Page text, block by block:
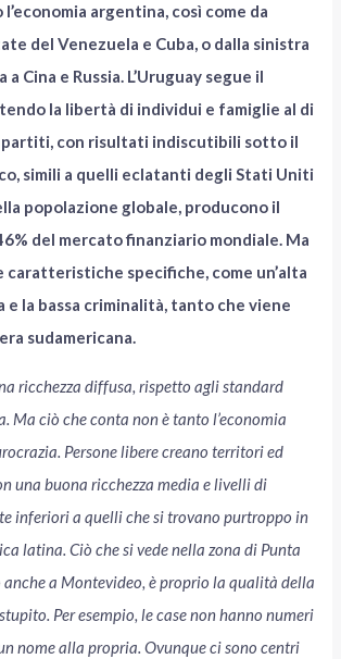
argentina, così come da
del Venezuela e Cuba, o dalla sinistra
Cina e Russia. L’Uruguay segue il
la libertà di individui e famiglie al di
partiti, con risultati indiscutibili sotto il
simili a quelli eclatanti degli Stati Uniti
popolazione globale, producono il
del mercato finanziario mondiale. Ma
caratteristiche specifiche, come un’alta
e la bassa criminalità, tanto che viene
sudamericana.
ricchezza diffusa, rispetto agli standard
Ma ciò che conta non è tanto l’economia
Persone libere creano territori ed
una buona ricchezza media e livelli di
inferiori a quelli che si trovano purtroppo in
latina. Ciò che si vede nella zona di Punta
anche a Montevideo, è proprio la qualità della
Per esempio, le case non hanno numeri
nome alla propria. Ovunque ci sono centri